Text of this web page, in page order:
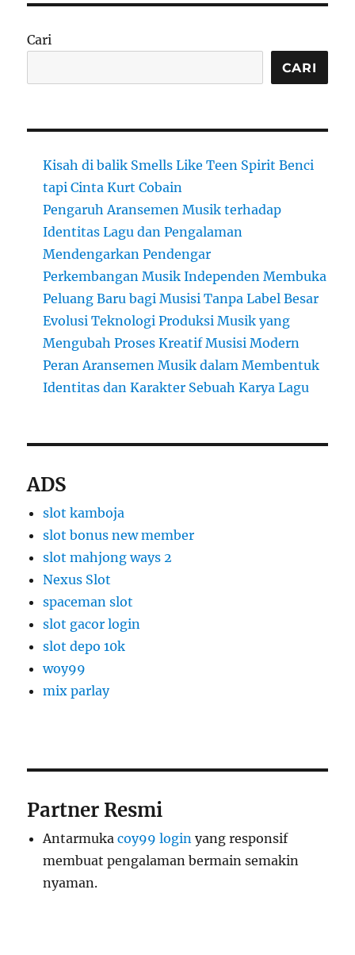
Cari
CARI
Kisah di balik Smells Like Teen Spirit Benci
tapi Cinta Kurt Cobain
Pengaruh Aransemen Musik terhadap
Identitas Lagu dan Pengalaman
Mendengarkan Pendengar
Perkembangan Musik Independen Membuka
Peluang Baru bagi Musisi Tanpa Label Besar
Evolusi Teknologi Produksi Musik yang
Mengubah Proses Kreatif Musisi Modern
Peran Aransemen Musik dalam Membentuk
Identitas dan Karakter Sebuah Karya Lagu
ADS
slot kamboja
slot bonus new member
slot mahjong ways 2
Nexus Slot
spaceman slot
slot gacor login
slot depo 10k
woy99
mix parlay
Partner Resmi
Antarmukacoy99 login yang responsif
membuat pengalaman bermain semakin
nyaman.